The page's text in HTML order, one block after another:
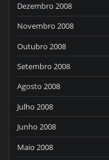
Dezembro 2008
Novembro 2008
Outubro 2008
Setembro 2008
Agosto 2008
Julho 2008
Junho 2008
Maio 2008